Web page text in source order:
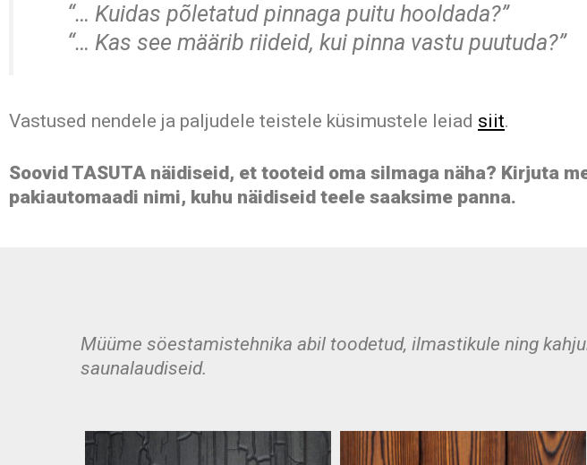
“… Kuidas põletatud pinnaga puitu hooldada?”
“… Kas see määrib riideid, kui pinna vastu puutuda?”
Vastused nendele ja paljudele teistele küsimustele leiad siit.
Soovid TASUTA näidiseid, et tooteid oma silmaga näha? Kirjuta
pakiautomaadi nimi, kuhu näidiseid teele saaksime panna.
Müüme söestamistehnika abil toodetud, ilmastikule ning
saunalaudiseid.